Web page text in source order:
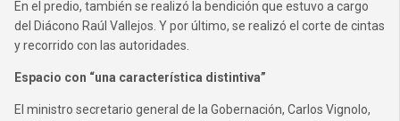
En el predio, también se realizó la bendición que estuvo a cargo
del Diácono Raúl Vallejos. Y por último, se realizó el corte de cintas
y recorrido con las autoridades.
Espacio con “una característica distintiva”
El ministro secretario general de la Gobernación, Carlos Vignolo,